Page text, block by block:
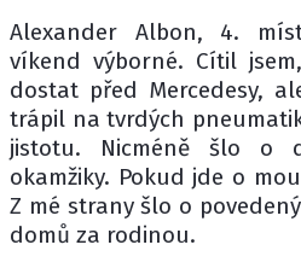
Alexander Albon, 4.
víkend výborné. Cítil
dostat před Mercedesy,
trápil na tvrdých
jistotu. Nicméně šlo o
okamžiky. Pokud jde o
Z mé strany šlo o
domů za rodinou.